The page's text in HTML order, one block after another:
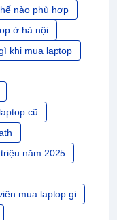
nào phù hợp
ở hà nội
khi mua laptop
cũ
năm 2025
mua laptop gi